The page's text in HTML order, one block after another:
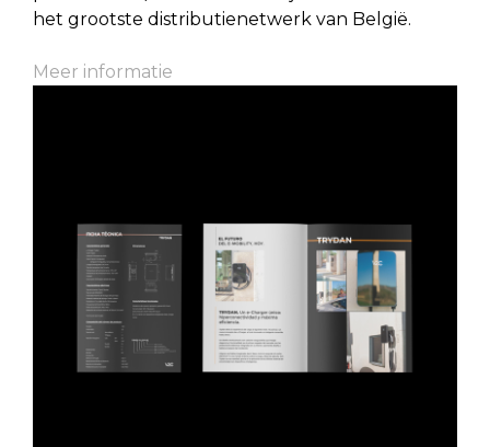
het grootste distributienetwerk van België.
Meer informatie